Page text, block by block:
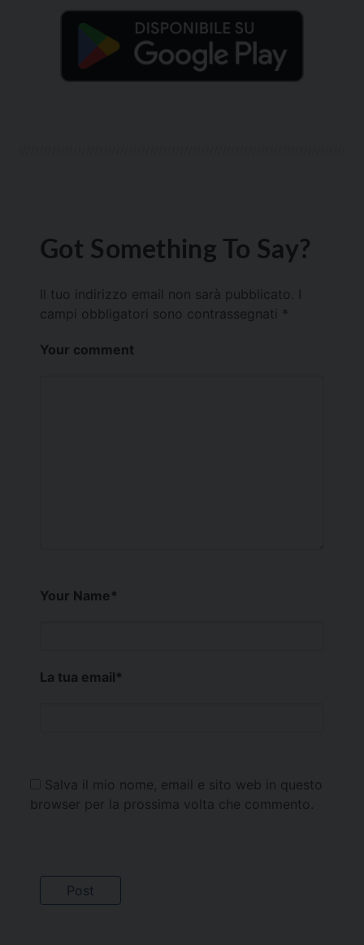
Got Something To Say?
Il tuo indirizzo email non sarà pubblicato.
campi obbligatori sono contrassegnati *
Your comment
Your Name*
La tua email*
Salva il mio nome, email e sito web in questo
browser per la prossima volta che commento.